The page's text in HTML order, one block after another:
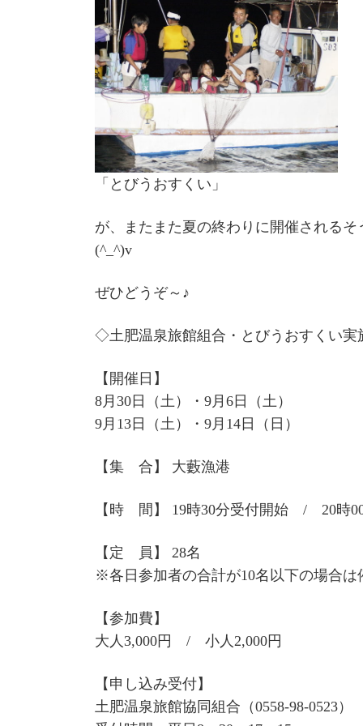
「とびうおすくい」
が、またまた夏の終わりに開催されるそ
(^_^)v
ぜひどうぞ～♪
◇土肥温泉旅館組合・とびうおすくい
【開催日】
8月30日（土）・9月6日（土）
9月13日（土）・9月14日（日）
【集 合】 大藪漁港
【時 間】 19時30分受付開始 / 20時
【定 員】 28名
※各日参加者の合計が10名以下の場合は
【参加費】
大人3,000円 / 小人2,000円
【申し込み受付】
土肥温泉旅館協同組合（0558-98-0523）